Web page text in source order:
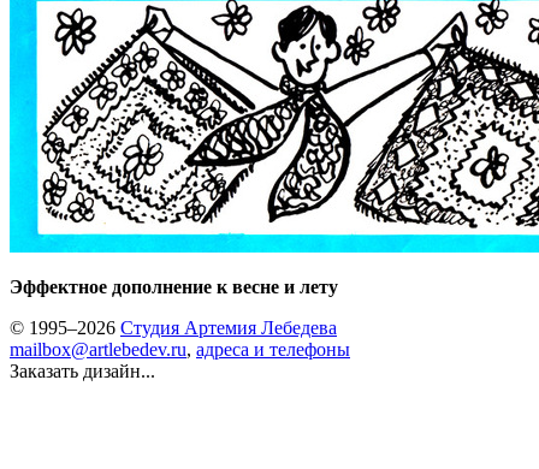
Эффектное дополнение к весне и лету
© 1995–2026 Студия Артемия Лебедева
mailbox@artlebedev.ru, адреса и телефоны
Заказать дизайн...